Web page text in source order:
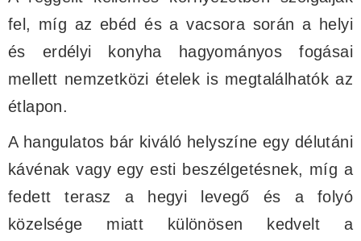
fel, míg az ebéd és a vacsora során a helyi
és erdélyi konyha hagyományos fogásai
mellett nemzetközi ételek is megtalálhatók az
étlapon.
A hangulatos bár kiváló helyszíne egy délutáni
kávénak vagy egy esti beszélgetésnek, míg a
fedett terasz a hegyi levegő és a folyó
közelsége miatt különösen kedvelt a